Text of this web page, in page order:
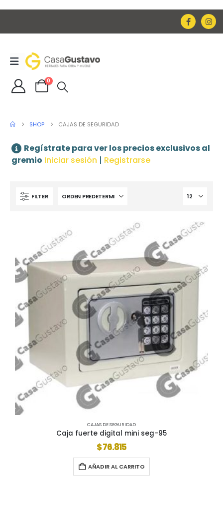
0
SHOP CAJAS DE SEGURIDAD
Regístrate para ver los precios exclusivos al
gremio Iniciar sesión | Registrarse
FILTER
CAJAS DE SEGURIDAD
Caja fuerte digital mini seg-95
$76.815
AÑADIR AL CARRITO